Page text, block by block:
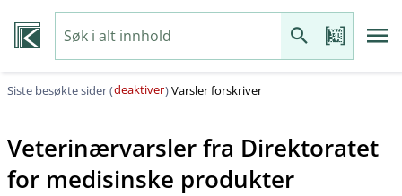
Siste besøkte sider (deaktiver)Varsler forskriver
Veterinærvarsler fra Direktoratet
for medisinske produkter